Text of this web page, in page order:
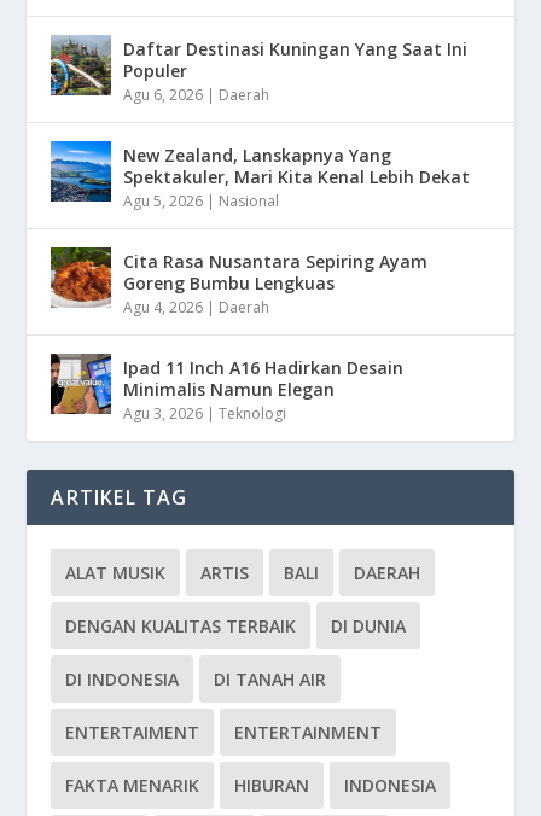
Daftar Destinasi Kuningan Yang Saat Ini
Populer
Agu 6, 2026 | Daerah
New Zealand, Lanskapnya Yang
Spektakuler, Mari Kita Kenal Lebih Dekat
Agu 5, 2026 | Nasional
Cita Rasa Nusantara Sepiring Ayam
Goreng Bumbu Lengkuas
Agu 4, 2026 | Daerah
Ipad 11 Inch A16 Hadirkan Desain
Minimalis Namun Elegan
Agu 3, 2026 |Teknologi
ARTIKEL TAG
ALAT MUSIK ARTIS BALI DAERAH
DENGAN KUALITAS TERBAIK DI DUNIA
DI INDONESIA DI TANAH AIR
ENTERTAIMENT ENTERTAINMENT
FAKTA MENARIK HIBURAN INDONESIA